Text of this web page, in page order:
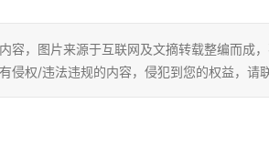
容，图片来源于互联网及文摘转载整编而成
侵权/违法违规的内容，侵犯到您的权益，请